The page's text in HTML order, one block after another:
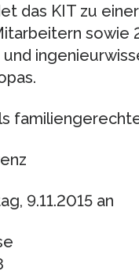
das KIT zu
sowie
9.11.2015 an